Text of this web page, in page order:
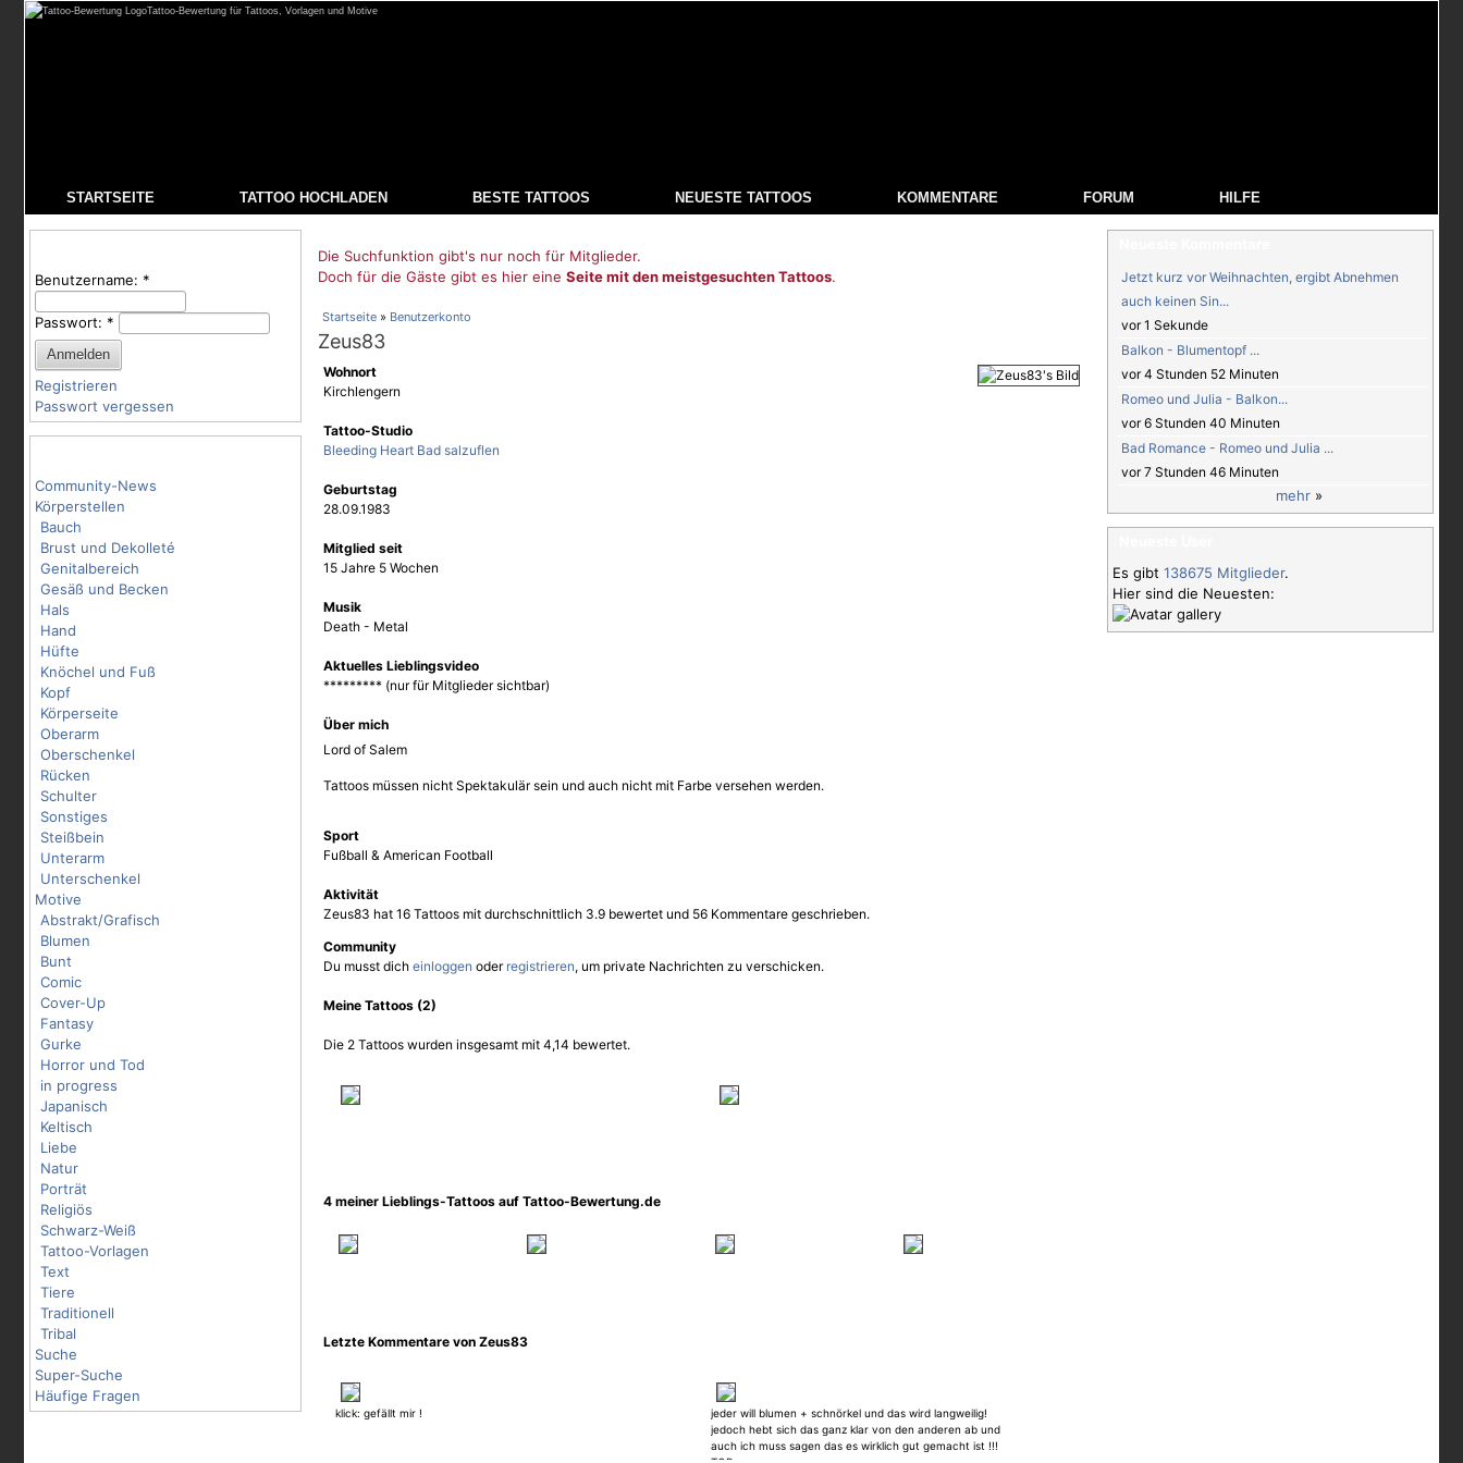
Tattoo-Bewertung für Tattoos, Vorlagen und Motive
STARTSEITE TATTOO HOCHLADEN BESTE TATTOOS NEUESTE TATTOOS KOMMENTARE FORUM HILFE
Benutzername: *
Passwort: *
Registrieren
Passwort vergessen
Community-News
Körperstellen
Bauch
Brust und Dekolleté
Genitalbereich
Gesäß und Becken
Hals
Hand
Hüfte
Knöchel und Fuß
Kopf
Körperseite
Oberarm
Oberschenkel
Rücken
Schulter
Sonstiges
Steißbein
Unterarm
Unterschenkel
Motive
Abstrakt/Grafisch
Blumen
Bunt
Comic
Cover-Up
Fantasy
Gurke
Horror und Tod
in progress
Japanisch
Keltisch
Liebe
Natur
Porträt
Religiös
Schwarz-Weiß
Tattoo-Vorlagen
Text
Tiere
Traditionell
Tribal
Suche
Super-Suche
Häufige Fragen
Die Suchfunktion gibt's nur noch für Mitglieder.
Doch für die Gäste gibt es hier eine Seite mit den meistgesuchten Tattoos.
Startseite » Benutzerkonto
Zeus83
Wohnort
Kirchlengern
Tattoo-Studio
Bleeding Heart Bad salzuflen
Geburtstag
28.09.1983
Mitglied seit
15 Jahre 5 Wochen
Musik
Death - Metal
Aktuelles Lieblingsvideo
********* (nur für Mitglieder sichtbar)
Über mich
Lord of Salem
Tattoos müssen nicht Spektakulär sein und auch nicht mit Farbe versehen werden.
Sport
Fußball & American Football
Aktivität
Zeus83 hat 16 Tattoos mit durchschnittlich 3.9 bewertet und 56 Kommentare geschrieben.
Community
Du musst dich einloggen oder registrieren, um private Nachrichten zu verschicken.
Meine Tattoos (2)
Die 2 Tattoos wurden insgesamt mit 4,14 bewertet.
4 meiner Lieblings-Tattoos auf Tattoo-Bewertung.de
Letzte Kommentare von Zeus83
klick: gefällt mir !
jeder will blumen + schnörkel und das wird langweilig!
jedoch hebt sich das ganz klar von den anderen ab und
auch ich muss sagen das es wirklich gut gemacht ist !!!
Jetzt kurz vor Weihnachten, ergibt Abnehmen
auch keinen Sin...
vor 1 Sekunde
Balkon - Blumentopf ...
vor 4 Stunden 52 Minuten
Romeo und Julia - Balkon...
vor 6 Stunden 40 Minuten
Bad Romance - Romeo und Julia ...
vor 7 Stunden 46 Minuten
mehr »
Es gibt 138675 Mitglieder.
Hier sind die Neuesten: